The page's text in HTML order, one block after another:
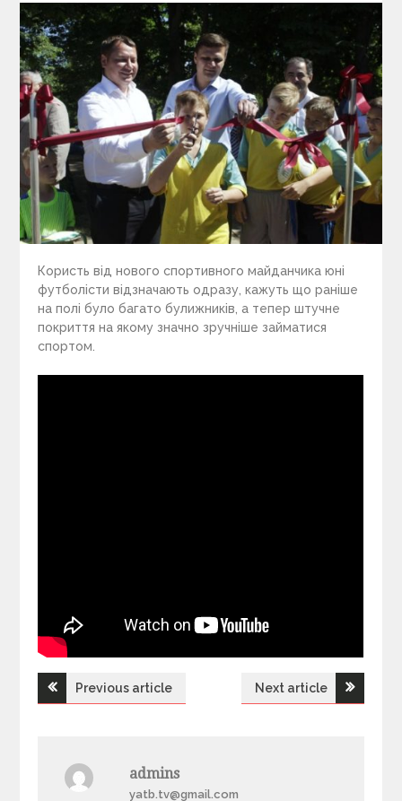
Користь від нового спортивного майданчика юні
футболісти відзначають одразу, кажуть що раніше
на полі було багато булижників, а тепер штучне
покриття на якому значно зручніше займатися
спортом.
Н
Previous article Next article
admins
yatb.tv@gmail.com